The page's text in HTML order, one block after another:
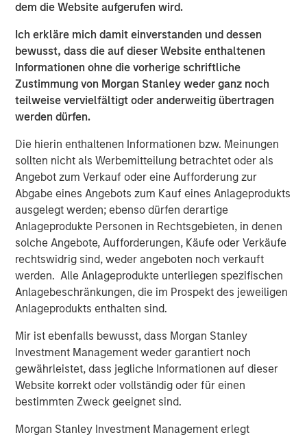
dem die Website aufgerufen wird.
Ich erkläre mich damit einverstanden und dessen
bewusst, dass die auf dieser Website enthaltenen
Informationen ohne die vorherige schriftliche
Zustimmung von Morgan Stanley weder ganz noch
teilweise vervielfältigt oder anderweitig übertragen
werden dürfen.
Die hierin enthaltenen Informationen bzw. Meinungen
sollten nicht als Werbemitteilung betrachtet oder als
Angebot zum Verkauf oder eine Aufforderung zur
Abgabe eines Angebots zum Kauf eines Anlageprodukts
ausgelegt werden; ebenso dürfen derartige
Anlageprodukte Personen in Rechtsgebieten, in denen
solche Angebote, Aufforderungen, Käufe oder Verkäufe
rechtswidrig sind, weder angeboten noch verkauft
werden. Alle Anlageprodukte unterliegen spezifischen
Anlagebeschränkungen, die im Prospekt des jeweiligen
Anlageprodukts enthalten sind.
Mir ist ebenfalls bewusst, dass Morgan Stanley
Investment Management weder garantiert noch
gewährleistet, dass jegliche Informationen auf dieser
Website korrekt oder vollständig oder für einen
bestimmten Zweck geeignet sind.
Morgan Stanley Investment Management erlegt
TALES FROM THE EMERGING WORLD
From Electric Vehicles to Humanoids: China’s
Next Manufacturing Leap
The Water Constraint
TALES FROM THE EMERGING WORLD
Video: Mexico's Domestic Opportunity
The Authors
Paul Psaila
Managing Director